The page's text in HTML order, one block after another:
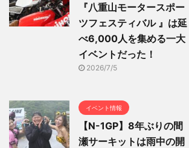
『八重山モータースポー
ツフェスティバル 』は延
べ6,000人を集める一大
イベントだった！
2026/7/5
イベント情報
【N-1GP】8年ぶりの間
瀬サーキットは雨中の開